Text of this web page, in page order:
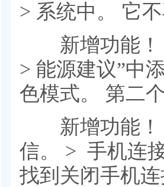
> 系统中。 它
新增功能！
> 能源建议”中
色模式。 第二
新增功能！
信。 > 手机连
找到关闭手机连